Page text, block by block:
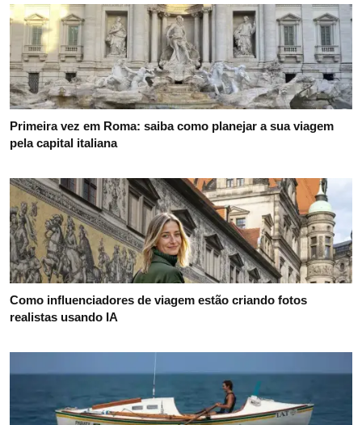
Primeira vez em Roma: saiba como planejar a sua viagem
pela capital italiana
Como influenciadores de viagem estão criando fotos
realistas usando IA